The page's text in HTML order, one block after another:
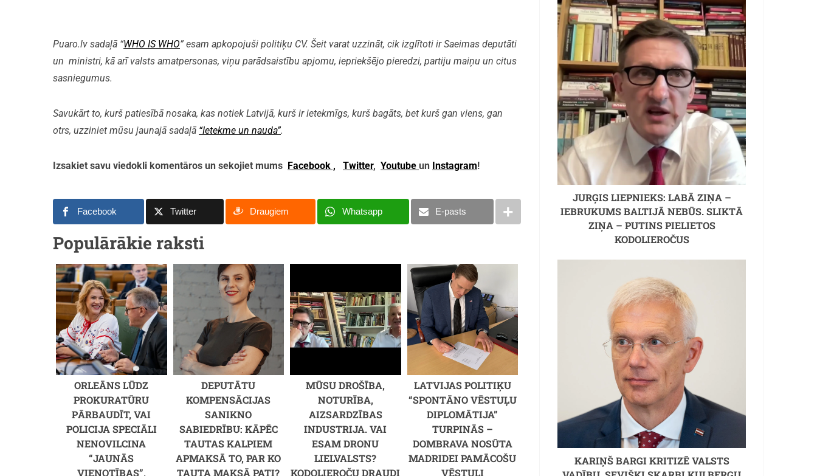
Puaro.lv sadaļā “WHO IS WHO” esam apkopojuši politiķu CV. Šeit varat uzzināt, cik izglītoti ir Saeimas deputāti
un ministri, kā arī valsts amatpersonas, viņu parādsaistību apjomu, iepriekšējo pieredzi, partiju maiņu un citus
sasniegumus.
Savukārt to, kurš patiesībā nosaka, kas notiek Latvijā, kurš ir ietekmīgs, kurš bagāts, bet kurš gan viens, gan
otrs, uzziniet mūsu jaunajā sadaļā “Ietekme un nauda”.
Izsakiet savu viedokli komentāros un sekojiet mums Facebook , Twitter, Youtube un Instagram!
Facebook Twitter Draugiem Whatsapp E-pasts
Populārākie raksti
ORLEĀNS LŪDZ
PROKURATŪRU
PĀRBAUDĪT, VAI
POLICIJA SPECIĀLI
NENOVILCINA
“JAUNĀS
VIENOTĪBAS”,
DEPUTĀTU
KOMPENSĀCIJAS
SANIKNO
SABIEDRĪBU: KĀPĒC
TAUTAS KALPIEM
APMAKSĀ TO, PAR KO
TAUTA MAKSĀ PATI?
MŪSU DROŠĪBA,
NOTURĪBA,
AIZSARDZĪBAS
INDUSTRIJA. VAI
ESAM DRONU
LIELVALSTS?
KODOLIEROČU DRAUDI
LATVIJAS POLITIĶU
“SPONTĀNO VĒSTUĻU
DIPLOMĀTIJA”
TURPINĀS –
DOMBRAVA NOSŪTA
MADRIDEI PAMĀCOŠU
VĒSTULI
JURĢIS LIEPNIEKS: LABĀ ZIŅA –
IEBRUKUMS BALTIJĀ NEBŪS. SLIKTĀ
ZIŅA – PUTINS PIELIETOS
KODOLIEROČUS
KARIŅŠ BARGI KRITIZĒ VALSTS